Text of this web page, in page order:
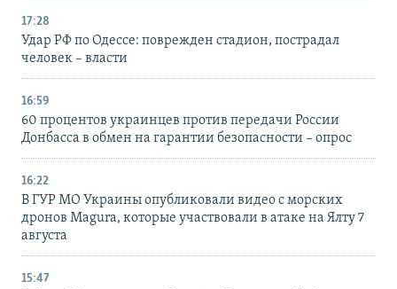
17:28
Удар РФ по Одессе: поврежден стадион, пострадал
человек – власти
16:59
60 процентов украинцев против передачи России
Донбасса в обмен на гарантии безопасности – опрос
16:22
В ГУР МО Украины опубликовали видео с морских
дронов Magura, которые участвовали в атаке на Ялту 7
августа
15:47